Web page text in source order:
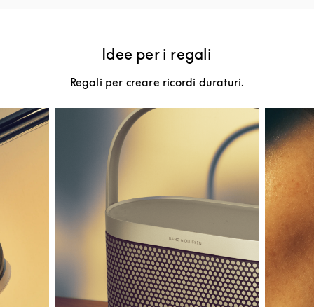
Idee per i regali
Regali per creare ricordi duraturi.